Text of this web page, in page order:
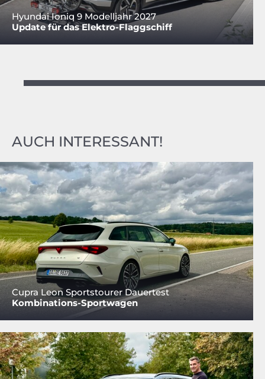
Hyundai Ioniq 9 Modelljahr 2027
Update für das Elektro-Flaggschiff
AUCH INTERESSANT!
Cupra Leon Sportstourer Dauertest
Kombinations-Sportwagen